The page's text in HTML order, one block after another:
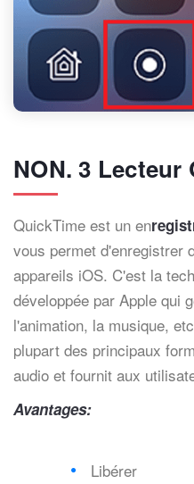
NON. 3 Lecteur
QuickTime est un en
vous permet d'enregistrer
appareils iOS. C'est la
développée par Apple qui
l'animation, la musique,
plupart des principaux
audio et fournit aux
Avantages:
Libérer